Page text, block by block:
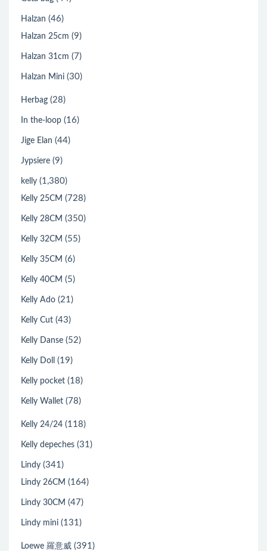
Halzan (46)
Halzan 25cm (9)
Halzan 31cm (7)
Halzan Mini (30)
Herbag (28)
In the-loop (16)
Jige Elan (44)
Jypsiere (9)
kelly (1,380)
Kelly 25CM (728)
Kelly 28CM (350)
Kelly 32CM (55)
Kelly 35CM (6)
Kelly 40CM (5)
Kelly Ado (21)
Kelly Cut (43)
Kelly Danse (52)
Kelly Doll (19)
Kelly pocket (18)
Kelly Wallet (78)
Kelly 24/24 (118)
Kelly depeches (31)
Lindy (341)
Lindy 26CM (164)
Lindy 30CM (47)
Lindy mini (131)
Loewe 羅意威 (391)